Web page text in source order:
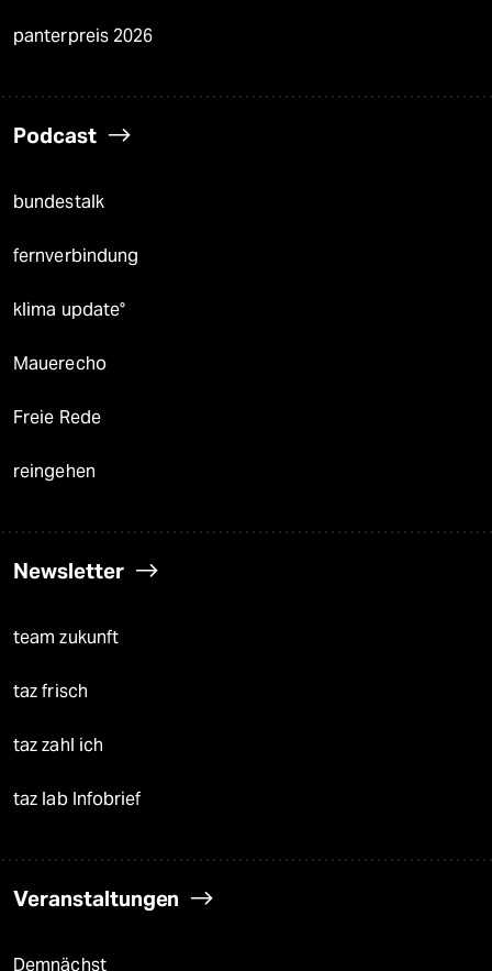
panterpreis 2026
Podcast
bundestalk
fernverbindung
klima update°
Mauerecho
Freie Rede
reingehen
Newsletter
team zukunft
taz frisch
taz zahl ich
taz lab Infobrief
Veranstaltungen
Demnächst